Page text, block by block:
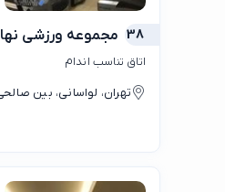
38 مجموعه ورزشی
اتاق تناسب اندام
تهران، لواسانی، بین